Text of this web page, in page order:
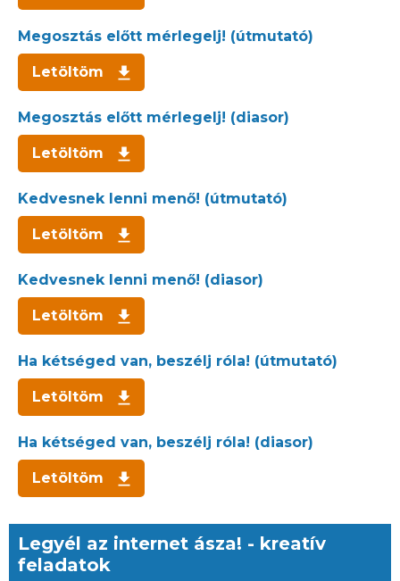
Megosztás előtt mérlegelj! (útmutató)
Letöltöm
Megosztás előtt mérlegelj! (diasor)
Letöltöm
Kedvesnek lenni menő! (útmutató)
Letöltöm
Kedvesnek lenni menő! (diasor)
Letöltöm
Ha kétséged van, beszélj róla! (útmutató)
Letöltöm
Ha kétséged van, beszélj róla! (diasor)
Letöltöm
Legyél az internet ásza! - kreatív
feladatok